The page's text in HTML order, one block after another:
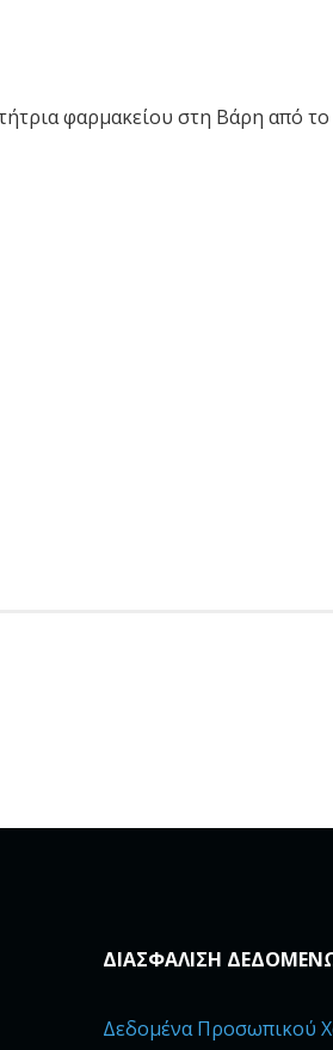
φαρμακείου στη Βάρη από
ΔΙΑΣΦΑΛΙΣΗ
Δεδομένα Προσωπικού